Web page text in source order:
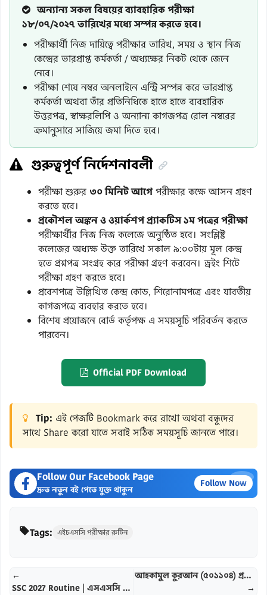
অন্যান্য সকল বিষয়ের ব্যাবহারিক পরীক্ষা
১৮/০৭/২০২৭ তারিখের মধ্যে সম্পন্ন করতে হবে।
পরীক্ষার্থী নিজ দায়িত্বে পরীক্ষার তারিখ, সময় ও স্থান নিজ
কেন্দ্রের ভারপ্রাপ্ত কর্মকর্তা / অধ্যক্ষের নিকট থেকে জেনে
নেবে।
পরীক্ষা শেষে নম্বর অনলাইনে এন্ট্রি সম্পন্ন করে ভারপ্রাপ্ত
কর্মকর্তা অথবা তাঁর প্রতিনিধিকে হাতে হাতে ব্যবহারিক
উত্তরপত্র, স্বাক্ষরলিপি ও অন্যান্য কাগজপত্র রোল নম্বরের
ক্রমানুসারে সাজিয়ে জমা দিতে হবে।
গুরুত্বপূর্ণ নির্দেশনাবলী
পরীক্ষা শুরুর ৩০ মিনিট আগেপরীক্ষার কক্ষে আসন গ্রহণ
করতে হবে।
প্রকৌশল অঙ্কন ও ওয়ার্কশপ প্র্যাকটিস ১ম পত্রের পরীক্ষা
পরীক্ষার্থীর নিজ নিজ কলেজে অনুষ্ঠিত হবে। সংশ্লিষ্ট
কলেজের অধ্যক্ষ উক্ত তারিখে সকাল ৯:০০টায় মূল কেন্দ্র
হতে প্রশ্নপত্র সংগ্রহ করে পরীক্ষা গ্রহণ করবেন। ড্রইং শিটে
পরীক্ষা গ্রহণ করতে হবে।
প্রবেশপত্রে উল্লিখিত কেন্দ্র কোড, শিরোনামপত্রে এবং যাবতীয়
কাগজপত্রে ব্যবহার করতে হবে।
বিশেষ প্রয়োজনে বোর্ড কর্তৃপক্ষ এ সময়সূচি পরিবর্তন করতে
পারবেন।
Official PDF Download
Tip: এই পেজটি Bookmark করে রাখো অথবা বন্ধুদের
সাথে Share করো যাতে সবাই সঠিক সময়সূচি জানতে পারে।
×
Follow Our Facebook Page
দ্রুত নতুন বই পেতে যুক্ত থাকুন
Follow Now
Tags: এইচএসসি পরীক্ষার রুটিন
←
SSC 2027 Routine | এসএসসি পরীক্ষার সময়সূচি PDF
আহকামুল কুরআন (৫০১১০৪) প্রশ্ন ও সমাধান – কামিল মাস্টার্স (তাফসির) পরীক্ষা ২০২৪ | Ahkamul Quran (501104) QnA – Kamil Tafsir 2024
→